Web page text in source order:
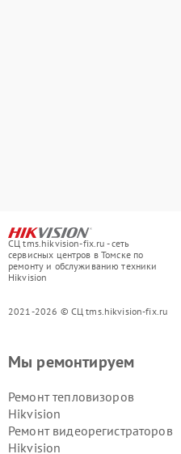
СЦ tms.hikvision-fix.ru - сеть
сервисных центров в Томске по
ремонту и обслуживанию техники
Hikvision
2021-2026 © СЦ tms.hikvision-fix.ru
Мы ремонтируем
Ремонт тепловизоров
Hikvision
Ремонт видеорегистраторов
Hikvision